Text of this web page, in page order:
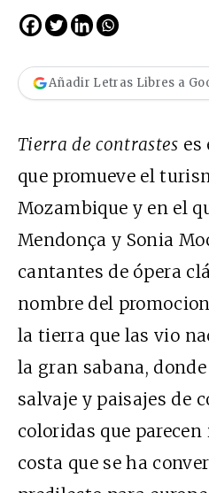
Añadir Letras Libres a
Tierra de contrastes es
que promueve el
Mozambique y en el
Mendonça y Sonia
cantantes de ópera
nombre del
la tierra que las vio
la gran sabana,
salvaje y paisajes de
coloridas que
costa que se ha